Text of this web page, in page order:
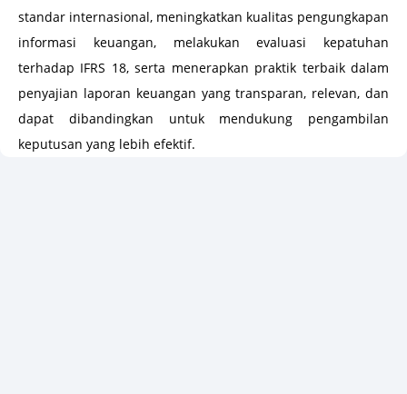
standar internasional, meningkatkan kualitas pengungkapan
informasi keuangan, melakukan evaluasi kepatuhan
terhadap IFRS 18, serta menerapkan praktik terbaik dalam
penyajian laporan keuangan yang transparan, relevan, dan
dapat dibandingkan untuk mendukung pengambilan
keputusan yang lebih efektif.